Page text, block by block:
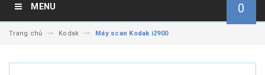
MENU 0
Trang chủ Kodak Máy scan Kodak i2900